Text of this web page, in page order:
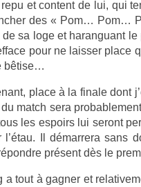
et con­tent de lui, qui
des « Pom…
sa loge et haran­guant
pour ne laiss­er place
bêtise…
place à la fin­ale dont
du match sera
les es­poirs lui seront
l’étau. Il démar­rera sans
présent dès le
a tout à gagn­er et